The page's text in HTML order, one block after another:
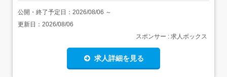
公開・終了予定日： 2026/08/06 ～
更新日： 2026/08/06
スポンサー : 求人ボックス
求人詳細を見る